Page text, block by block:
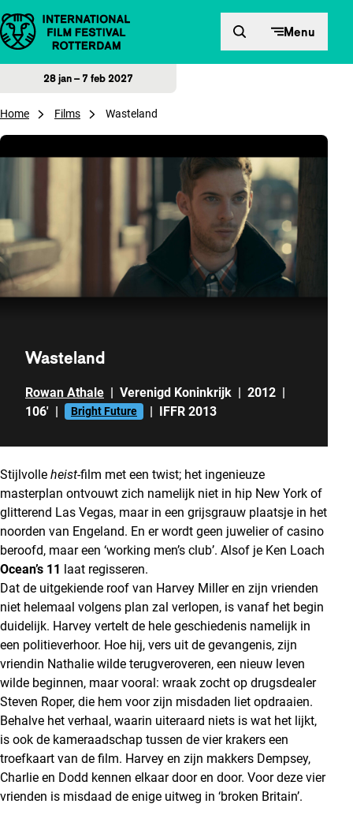
Direct naar inhoud Menu
28 jan – 7 feb 2027
Home Films Wasteland
Wasteland
Rowan Athale | Verenigd Koninkrijk | 2012 |
106' | Bright Future | IFFR 2013
Stijlvolle heist-film met een twist; het ingenieuze
masterplan ontvouwt zich namelijk niet in hip New York of
glitterend Las Vegas, maar in een grijsgrauw plaatsje in het
noorden van Engeland. En er wordt geen juwelier of casino
beroofd, maar een ‘working men’s club’. Alsof je Ken Loach
Ocean’s 11 laat regisseren.
Dat de uitgekiende roof van Harvey Miller en zijn vrienden
niet helemaal volgens plan zal verlopen, is vanaf het begin
duidelijk. Harvey vertelt de hele geschiedenis namelijk in
een politieverhoor. Hoe hij, vers uit de gevangenis, zijn
vriendin Nathalie wilde terugveroveren, een nieuw leven
wilde beginnen, maar vooral: wraak zocht op drugsdealer
Steven Roper, die hem voor zijn misdaden liet opdraaien.
Behalve het verhaal, waarin uiteraard niets is wat het lijkt,
is ook de kameraadschap tussen de vier krakers een
troefkaart van de film. Harvey en zijn makkers Dempsey,
Charlie en Dodd kennen elkaar door en door. Voor deze vier
vrienden is misdaad de enige uitweg in ‘broken Britain’.